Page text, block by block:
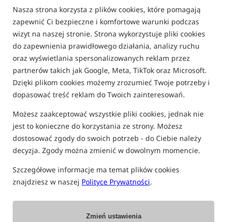
Nasza strona korzysta z plików cookies, które pomagają
zapewnić Ci bezpieczne i komfortowe warunki podczas
wizyt na naszej stronie. Strona wykorzystuje pliki cookies
do zapewnienia prawidłowego działania, analizy ruchu
oraz wyświetlania spersonalizowanych reklam przez
partnerów takich jak Google, Meta, TikTok oraz Microsoft.
Dzięki plikom cookies możemy zrozumieć Twoje potrzeby i
dopasować treść reklam do Twoich zainteresowań.
Możesz zaakceptować wszystkie pliki cookies, jednak nie
jest to konieczne do korzystania ze strony. Możesz
dostosować zgody do swoich potrzeb - do Ciebie należy
decyzja. Zgody można zmienić w dowolnym momencie.
Szczegółowe informacje ma temat plików cookies
znajdziesz w naszej Polityce Prywatności.
Zmień ustawienia
1 214,99
Min. cena z 30 dni przed
obniżką: 829.99
KUP
Cena kat.: 148,99
Min. cena z 30 dni przed
obniżką: 135.99
KUP
Bestseller!
Trakker Power Pack 96K
1 289,90PLN
RidgeMonkey Hunter 3000
Bait Boat Batteries (Twin
1 019,99